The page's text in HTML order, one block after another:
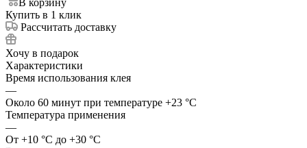
Купить в 1 клик
Рассчитать доставку
Хочу в подарок
Характеристики
Время использования клея
—
Около 60 минут при температуре +23 °С
Температура применения
—
От +10 °С до +30 °С